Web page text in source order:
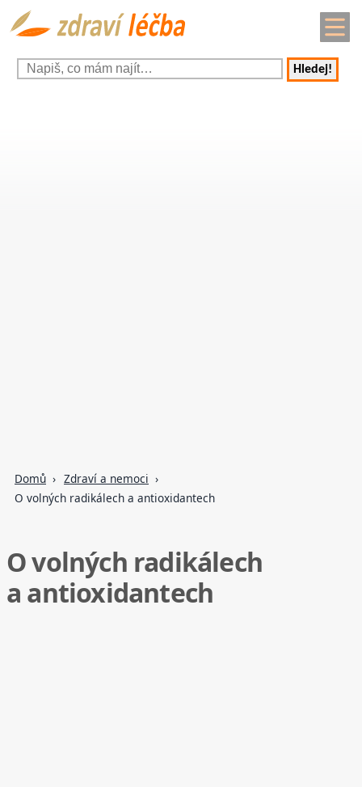
Hledej!
Domů
Zdraví a nemoci
O volných radikálech a antioxidantech
O volných radikálech
a antioxidantech